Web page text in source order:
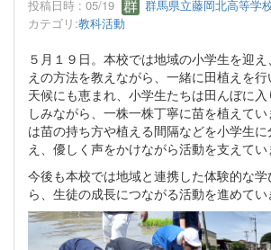
投稿日時 : 05/19
群馬県立藤岡北高等学
カテゴリ:教科活動
５月１９日。本校では地域の小学生を迎
えの方法を教えながら、一緒に田植えを
天候にも恵まれ、小学生たちは田んぼに
しみながら、一株一株丁寧に苗を植えて
は苗の持ち方や植える間隔などを小学生
え、優しく声をかけながら活動を支えてい
今後も本校では地域と連携した体験的な
ら、生徒の成長につながる活動を進めてい